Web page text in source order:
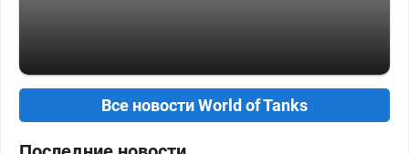
Все новости World of Tanks